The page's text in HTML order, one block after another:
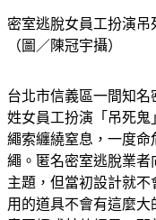
密室逃脫女員工扮演吊
（圖／陳冠宇攝）
台北市信義區一間知名
姓女員工扮演「吊死
繩索纏繞窒息，一度
繩。匿名密室逃脫業
主題，但當初設計就
用的道具不會有這麼